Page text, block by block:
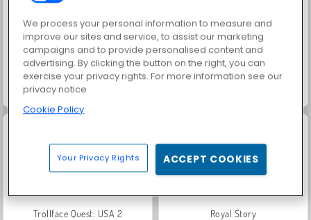
Rummy World
Trollface Quest: USA 2 Royal Story
We process your personal information to measure and
improve our sites and service, to assist our marketing
campaigns and to provide personalised content and
advertising. By clicking the button on the right, you can
exercise your privacy rights. For more information see our
privacy notice
Cookie Policy
Your Privacy Rights ACCEPT COOKIES